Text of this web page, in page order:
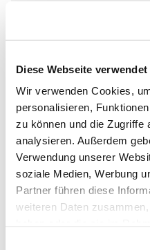
Diese Webseite
Wir verwenden Cookies,
personalisieren,
zu können und die Zugriffe
analysieren. Außerdem
Verwendung unserer
soziale Medien, Werbung
Partner führen diese
weiteren Daten
Freitag, 23.
Johannes-
Bonhoeffer-
Paderborn
Faith Revival